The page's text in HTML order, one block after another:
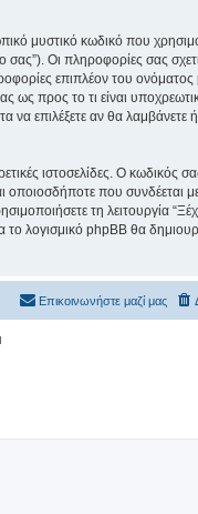
μυστικό κωδικό που
σας”). Οι πληροφορίες σας
επιπλέον του ονόματος
προς το τι είναι
να επιλέξετε αν θα
ιστοσελίδες. Ο κωδικός
οποιοσδήποτε που συνδέεται
τη λειτουργία
λογισμικό phpBB θα
Επικοινωνήστε μαζί μας